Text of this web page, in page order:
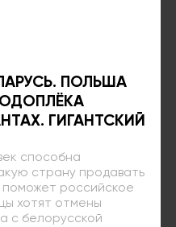
ПОЛЬША
ГИГАНТСКИЙ
способна
страну продавать
российское
хотят отмены
с белорусской